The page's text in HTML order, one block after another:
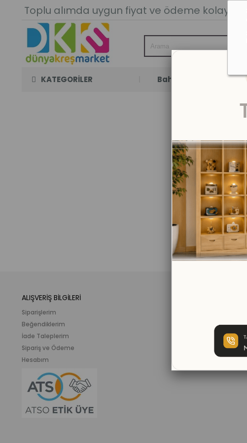
Toplu alımda uygun fiyat ve ödeme kolaylığı.
KATEGORİLER Bahçe Oyun Odası
ALIŞVERİŞ BİLGİLERİ
Siparişlerim
Beğendiklerim
İade Taleplerim
Sipariş ve Ödeme
Hesabım
Meslek ve İlgi Köşeleri
Eğitici Plastik Oyuncak